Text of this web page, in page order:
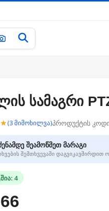
სამაგრი
(3 მიმოხილვა)პროდუქტის
შეამოწმეთ მარაგი
შემთხვევაში დაგვიკავშირდით
4